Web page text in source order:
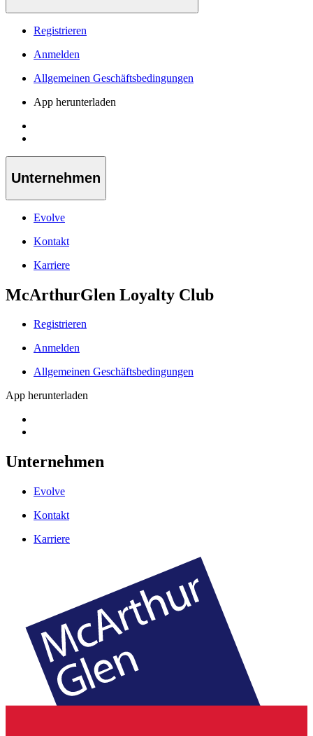
Registrieren
Anmelden
Allgemeinen Geschäftsbedingungen
App herunterladen
Unternehmen
Evolve
Kontakt
Karriere
McArthurGlen Loyalty Club
Registrieren
Anmelden
Allgemeinen Geschäftsbedingungen
App herunterladen
Unternehmen
Evolve
Kontakt
Karriere